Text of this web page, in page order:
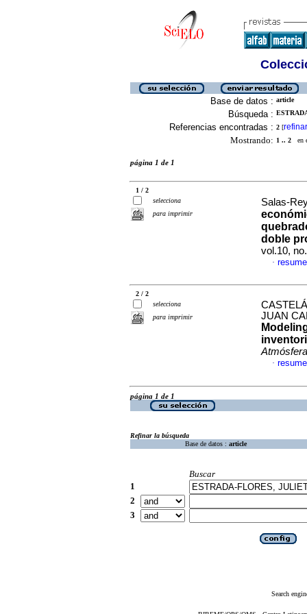
Base de datos : article
Búsqueda :
Referencias encontradas : 2 [refinar
Mostrando: 1 .. 2 en
página 1 de 1
1 / 2
selecciona
para imprimir
Salas-
doble
vol.10,
·
2 / 2
selecciona
para imprimir
JUAN
Atmósfera
·
página 1 de 1
Refinar la búsqueda
Base de datos : article
Buscar
1
2
3
Search